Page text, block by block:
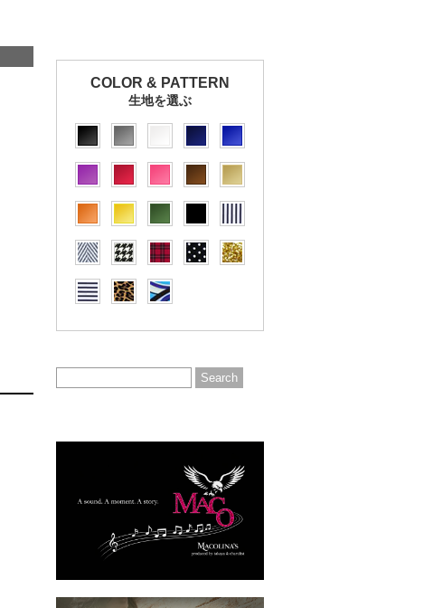
COLOR & PATTERN
生地を選ぶ